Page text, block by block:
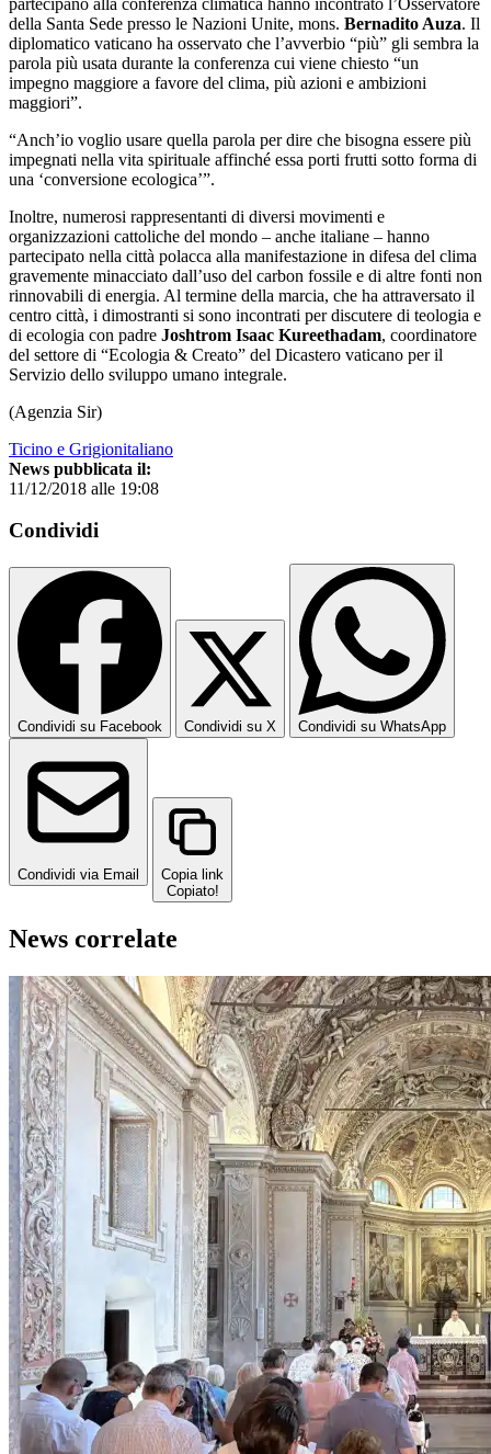
della Santa Sede presso le Nazioni Unite, mons. Bernadito Auza. Il
diplomatico vaticano ha osservato che l’avverbio “più” gli sembra la
parola più usata durante la conferenza cui viene chiesto “un
impegno maggiore a favore del clima, più azioni e ambizioni
maggiori”.
“Anch’io voglio usare quella parola per dire che bisogna essere più
impegnati nella vita spirituale affinché essa porti frutti sotto forma di
una ‘conversione ecologica’”.
Inoltre, numerosi rappresentanti di diversi movimenti e
organizzazioni cattoliche del mondo – anche italiane – hanno
partecipato nella città polacca alla manifestazione in difesa del clima
gravemente minacciato dall’uso del carbon fossile e di altre fonti non
rinnovabili di energia. Al termine della marcia, che ha attraversato il
centro città, i dimostranti si sono incontrati per discutere di teologia e
di ecologia con padre Joshtrom Isaac Kureethadam, coordinatore
del settore di “Ecologia & Creato” del Dicastero vaticano per il
Servizio dello sviluppo umano integrale.
(Agenzia Sir)
Ticino e Grigionitaliano
News pubblicata il:
11/12/2018 alle 19:08
Condividi
Condividi su Facebook Condividi su X Condividi su WhatsApp
Condividi via Email
Copia link
Copiato!
News correlate